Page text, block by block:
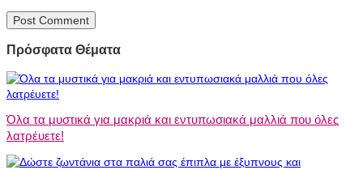
Πρόσφατα Θέματα
Όλα τα μυστικά για μακριά και εντυπωσιακά μαλλιά που όλες
λατρέυετε!